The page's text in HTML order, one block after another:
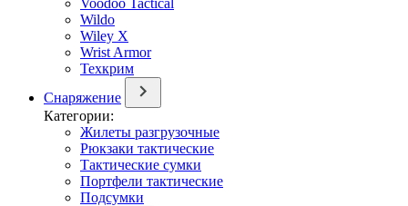
Voodoo Tactical
Wildo
Wiley X
Wrist Armor
Техкрим
Снаряжение
Категории:
Жилеты разгрузочные
Рюкзаки тактические
Тактические сумки
Портфели тактические
Подсумки